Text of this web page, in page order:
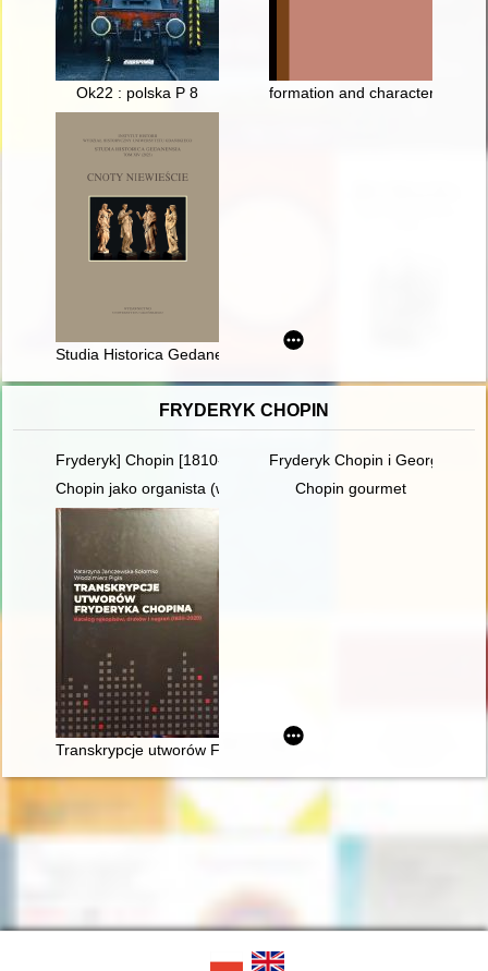
Ok22 : polska P 8 formation and characteristics
Studia Historica Gedanensia. T. 14 (2023),
FRYDERYK CHOPIN
Fryderyk] Chopin [1810-1849]. Człowiek, dzieło, rezonans
Fryderyk Chopin i George
Chopin jako organista (w 150. rocznicę śmierci)
Chopin gourmet
Transkrypcje utworów Fryderyka Chopina : katalog